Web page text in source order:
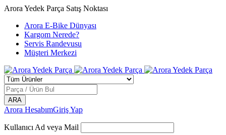
Arora Yedek Parça Satış Noktası
Arora E-Bike Dünyası
Kargom Nerede?
Servis Randevusu
Müşteri Merkezi
Arora HesabımGiriş Yap
Kullanıcı Ad veya Mail